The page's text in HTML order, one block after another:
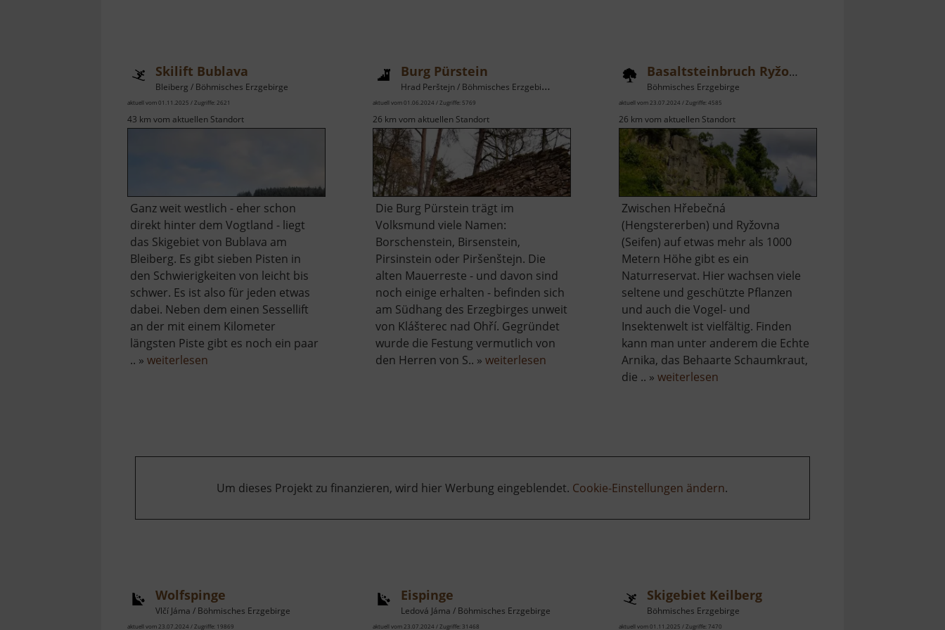
Skilift Bublava
Bleiberg / Böhmisches Erzgebirge
aktuell vom 01.11.2025 / Zugriffe: 2621
43 km vom aktuellen Standort
Ganz weit westlich - eher schon
direkt hinter dem Vogtland - liegt
das Skigebiet von Bublava am
Bleiberg. Es gibt sieben Pisten in
den Schwierigkeiten von leicht bis
schwer. Es ist also für jeden etwas
dabei. Neben dem einen Sessellift
an der mit einem Kilometer
längsten Piste gibt es noch ein paar
.. » weiterlesen
Burg Pürstein
Hrad Perštejn / Böhmisches Erzgebirge
aktuell vom 01.06.2024 / Zugriffe: 5769
26 km vom aktuellen Standort
Die Burg Pürstein trägt im
Volksmund viele Namen:
Borschenstein, Birsenstein,
Pirsinstein oder Piršenštejn. Die
alten Mauerreste - und davon sind
noch einige erhalten - befinden sich
am Südhang des Erzegbirges unweit
von Klášterec nad Ohří. Gegründet
wurde die Festung vermutlich von
den Herren von S.. »weiterlesen
Basaltsteinbruch Ryžovna
Böhmisches Erzgebirge
aktuell vom 23.07.2024 / Zugriffe: 4585
26 km vom aktuellen Standort
Zwischen Hřebečná
(Hengstererben) und Ryžovna
(Seifen) auf etwas mehr als 1000
Metern Höhe gibt es ein
Naturreservat. Hier wachsen viele
seltene und geschützte Pflanzen
und auch die Vogel- und
Insektenwelt ist vielfältig. Finden
kann man unter anderem die Echte
Arnika, das Behaarte Schaumkraut,
die .. » weiterlesenüber
Um dieses Projekt zu finanzieren, wird hier Werbung eingeblendet. Cookie-Einstellungen ändern.
Wolfspinge
Vlčí Jáma / Böhmisches Erzgebirge
aktuell vom 23.07.2024 / Zugriffe: 19869
Eispinge
Ledová Jáma / Böhmisches Erzgebirge
aktuell vom 23.07.2024 / Zugriffe: 31468
Skigebiet Keilberg
Böhmisches Erzgebirge
aktuell vom 01.11.2025 / Zugriffe: 7470